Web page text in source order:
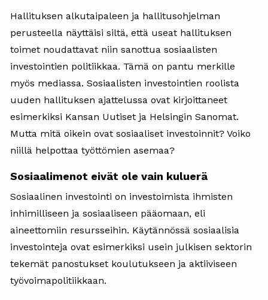
Hallituksen alkutaipaleen ja hallitusohjelman
perusteella näyttäisi siltä, että useat hallituksen
toimet noudattavat niin sanottua sosiaalisten
investointien politiikkaa. Tämä on pantu merkille
myös mediassa. Sosiaalisten investointien roolista
uuden hallituksen ajattelussa ovat kirjoittaneet
esimerkiksi Kansan Uutiset ja Helsingin Sanomat.
Mutta mitä oikein ovat sosiaaliset investoinnit? Voiko
niillä helpottaa työttömien asemaa?
Sosiaalimenot eivät ole vain kuluerä
Sosiaalinen investointi on investoimista ihmisten
inhimilliseen ja sosiaaliseen pääomaan, eli
aineettomiin resursseihin. Käytännössä sosiaalisia
investointeja ovat esimerkiksi usein julkisen sektorin
tekemät panostukset koulutukseen ja aktiiviseen
työvoimapolitiikkaan.